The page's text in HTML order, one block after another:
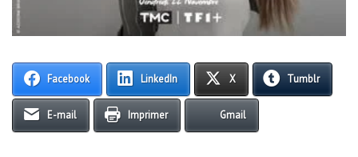
Facebook LinkedIn X Tumblr
E-mail Imprimer Gmail